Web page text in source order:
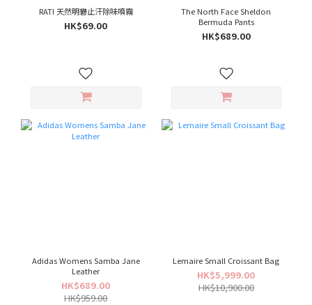
RATI 天然明礬止汗除味噴霧
HK$69.00
The North Face Sheldon
Bermuda Pants
HK$689.00
Adidas Womens Samba Jane
Leather
HK$689.00
HK$959.00
Lemaire Small Croissant Bag
HK$5,999.00
HK$10,900.00